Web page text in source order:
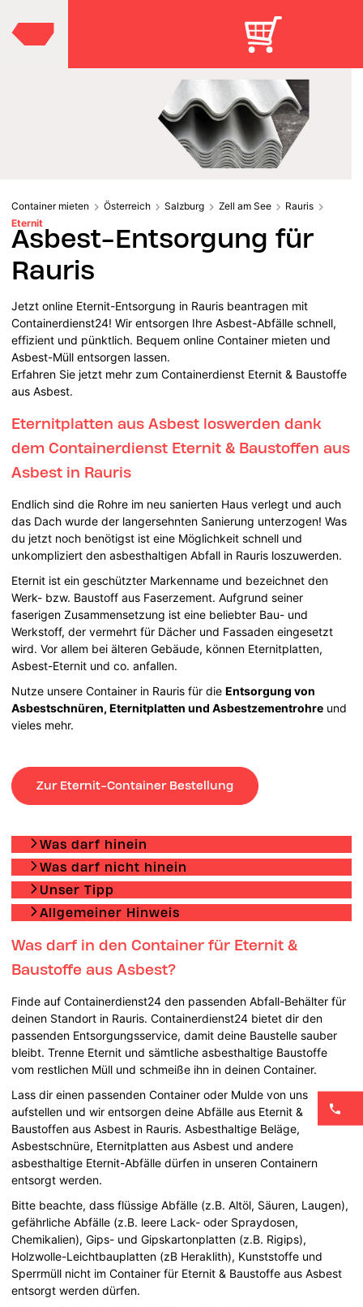
Container mieten Österreich Salzburg Zell am See
Rauris
Eternit
Asbest-Entsorgung für
Rauris
Jetzt online Eternit-Entsorgung in Rauris beantragen mit
Containerdienst24! Wir entsorgen Ihre Asbest-Abfälle schnell,
effizient und pünktlich. Bequem online Container mieten und
Asbest-Müll entsorgen lassen.
Erfahren Sie jetzt mehr zum Containerdienst Eternit & Baustoffe
aus Asbest.
Eternitplatten aus Asbest loswerden dank
dem Containerdienst Eternit & Baustoffen aus
Asbest in Rauris
Endlich sind die Rohre im neu sanierten Haus verlegt und auch
das Dach wurde der langersehnten Sanierung unterzogen! Was
du jetzt noch benötigst ist eine Möglichkeit schnell und
unkompliziert den asbesthaltigen Abfall in Rauris loszuwerden.
Eternit ist ein geschützter Markenname und bezeichnet den
Werk- bzw. Baustoff aus Faserzement. Aufgrund seiner
faserigen Zusammensetzung ist eine beliebter Bau- und
Werkstoff, der vermehrt für Dächer und Fassaden eingesetzt
wird. Vor allem bei älteren Gebäude, können Eternitplatten,
Asbest-Eternit und co. anfallen.
Nutze unsere Container in Rauris für dieEntsorgung von
Asbestschnüren, Eternitplatten und Asbestzementrohre und
vieles mehr.
Zur Eternit-Container Bestellung
Was darf hinein
Was darf nicht hinein
Unser Tipp
Allgemeiner Hinweis
Was darf in den Container für Eternit &
Baustoffe aus Asbest?
Finde auf Containerdienst24 den passenden Abfall-Behälter für
deinen Standort in Rauris. Containerdienst24 bietet dir den
passenden Entsorgungsservice, damit deine Baustelle sauber
bleibt. Trenne Eternit und sämtliche asbesthaltige Baustoffe
vom restlichen Müll und schmeiße ihn in deinen Container.
Lass dir einen passenden Container oder Mulde von uns
aufstellen und wir entsorgen deine Abfälle aus Eternit &
Baustoffen aus Asbest in Rauris. Asbesthaltige Beläge,
Asbestschnüre, Eternitplatten aus Asbest und andere
asbesthaltige Eternit-Abfälle dürfen in unseren Containern
entsorgt werden.
Bitte beachte, dass flüssige Abfälle (z.B. Altöl, Säuren, Laugen),
gefährliche Abfälle (z.B. leere Lack- oder Spraydosen,
Chemikalien), Gips- und Gipskartonplatten (z.B. Rigips),
Holzwolle-Leichtbauplatten (zB Heraklith), Kunststoffe und
Sperrmüll nicht im Container für Eternit & Baustoffe aus Asbest
entsorgt werden dürfen.